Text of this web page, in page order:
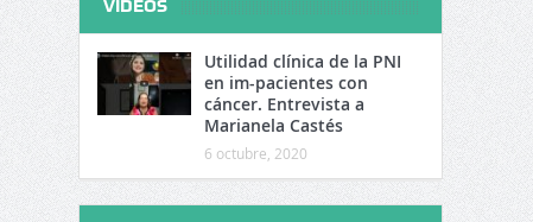
VIDEOS
Utilidad clínica de la PNI
en im-pacientes con
cáncer. Entrevista a
Marianela Castés
6 octubre, 2020